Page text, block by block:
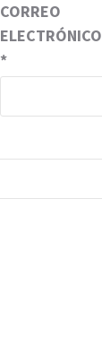
CORREO
ELECTRÓNICO
*